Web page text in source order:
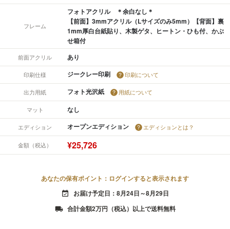
フレーム
フォトアクリル ＊余白なし＊
【前面】3mmアクリル（Lサイズのみ5mm）【背面】裏
1mm厚白台紙貼り、木製ゲタ、ヒートン・ひも付、かぶ
せ箱付
前面アクリル あり
印刷仕様 ジークレー印刷 印刷について
出力用紙 フォト光沢紙 用紙について
マット なし
エディション オープンエディション エディションとは？
金額（税込） ¥25,726
あなたの保有ポイント：ログインすると表示されます
event_available お届け予定日：8月24日～8月29日
local_shipping 合計金額2万円（税込）以上で送料無料